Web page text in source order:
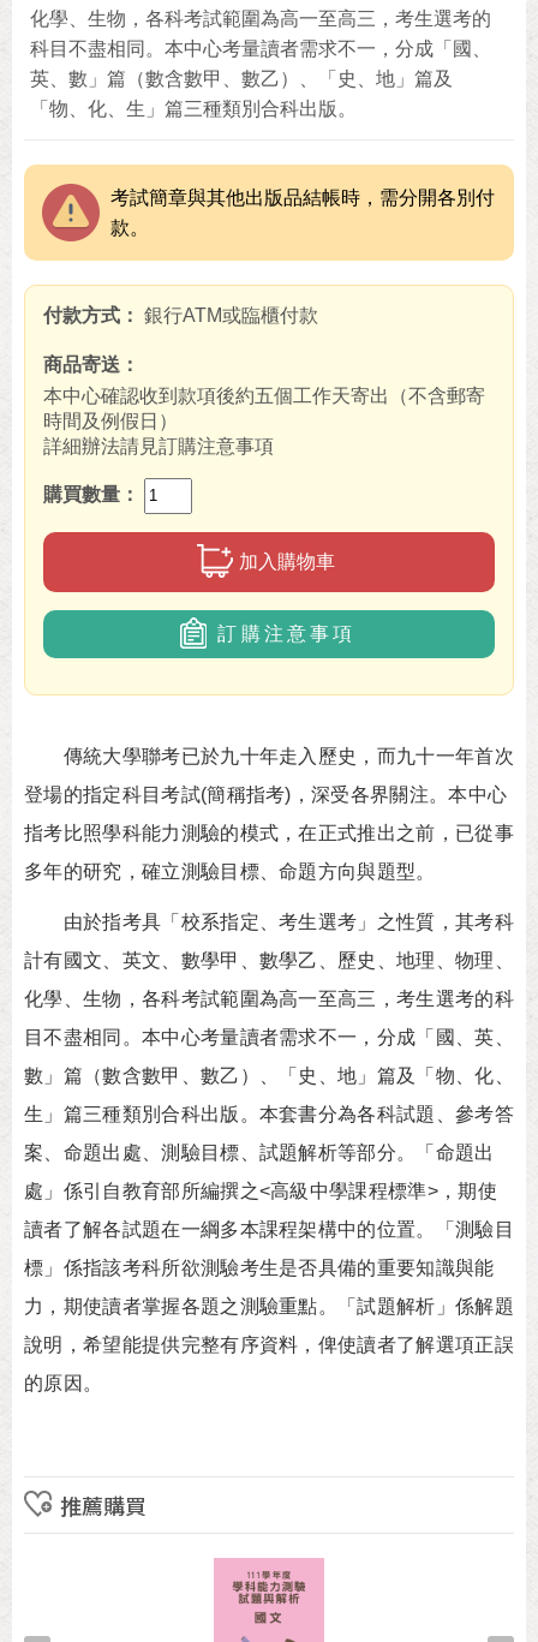
化學、生物，各科考試範圍為高一至高三，考生選考的
科目不盡相同。本中心考量讀者需求不一，分成「國、
英、數」篇（數含數甲、數乙）、「史、地」篇及
「物、化、生」篇三種類別合科出版。
考試簡章與其他出版品結帳時，需分開各別付
款。
付款方式 銀行ATM或臨櫃付款
商品寄送
本中心確認收到款項後約五個工作天寄出（不含郵寄
時間及例假日）
詳細辦法請見訂購注意事項
購買數量
加入購物車
訂購注意事項
傳統大學聯考已於九十年走入歷史，而九十一年首次
登場的指定科目考試(簡稱指考)，深受各界關注。本中心
指考比照學科能力測驗的模式，在正式推出之前，已從事
多年的研究，確立測驗目標、命題方向與題型。
由於指考具「校系指定、考生選考」之性質，其考科
計有國文、英文、數學甲、數學乙、歷史、地理、物理、
化學、生物，各科考試範圍為高一至高三，考生選考的科
目不盡相同。本中心考量讀者需求不一，分成「國、英、
數」篇（數含數甲、數乙）、「史、地」篇及「物、化、
生」篇三種類別合科出版。本套書分為各科試題、參考答
案、命題出處、測驗目標、試題解析等部分。「命題出
處」係引自教育部所編撰之<高級中學課程標準>，期使
讀者了解各試題在一綱多本課程架構中的位置。「測驗目
標」係指該考科所欲測驗考生是否具備的重要知識與能
力，期使讀者掌握各題之測驗重點。「試題解析」係解題
說明，希望能提供完整有序資料，俾使讀者了解選項正誤
的原因。
推薦購買